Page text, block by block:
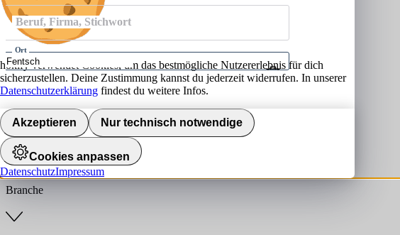
Beruf, Firma, Stichwort
Ort
Umkreis
Jobs finden
Anstellungsart
Branche
hokify verwendet Cookies, um das bestmögliche Nutzererlebnis für dich
sicherzustellen. Deine Zustimmung kannst du jederzeit widerrufen. In unserer
Datenschutzerklärung findest du weitere Infos.
Akzeptieren Nur technisch notwendige
Cookies anpassen
DatenschutzImpressum